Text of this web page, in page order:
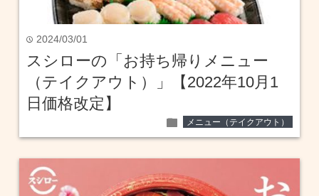
time 2024/03/01
スシローの「お持ち帰りメニュー
（テイクアウト）」【2022年10月1
日価格改定】
folder メニュー（テイクアウト）